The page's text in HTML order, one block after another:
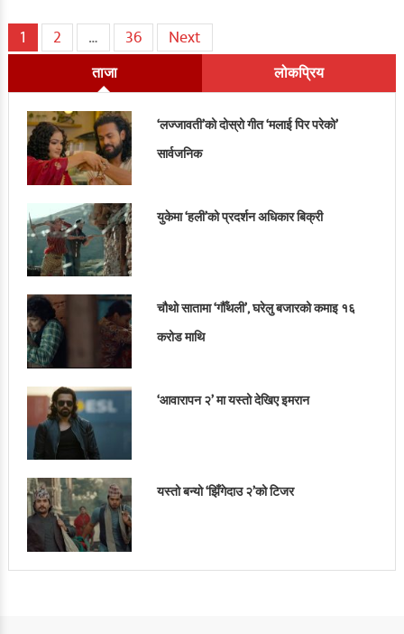
Posts
pagination
1 2 … 36 Next
ताजा लोकप्रिय
‘लज्जावती’को दोस्रो गीत ‘मलाई पिर परेको’
सार्वजनिक
युकेमा ‘हली’को प्रदर्शन अधिकार बिक्री
चौथो सातामा ‘गौँथली’, घरेलु बजारको कमाइ १६
करोड माथि
‘आवारापन २’ मा यस्तो देखिए इमरान
यस्तो बन्यो ‘झिँगेदाउ २’को टिजर